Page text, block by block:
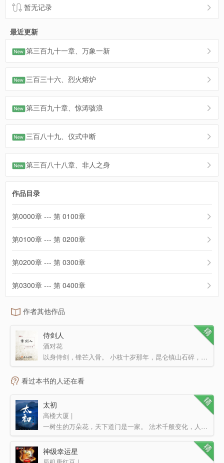
暂无记录
最近更新
第三百九十一章、万象一新
三百三十六、烈火熔炉
第三百九十章、惊涛骇浪
三百八十九、仪式中断
第三百八十八章、非人之身
作品目录
第0000章 --- 第 0100章
第0100章 --- 第 0200章
第0200章 --- 第 0300章
第0300章 --- 第 0400章
作者其他作品
侍剑人
酒对花
以身侍剑，锋芒入骨。 小枝十岁那年，昆仑镇山石碎，妖祟横行，天下动荡。 蜀山剑仙谢迢救她于危…
看过本书的人还在看
太初
高楼大厦 |
一树生的万朵花，天下道门是一家。 法术千般变化，人心却亘古不变
神级幸运星